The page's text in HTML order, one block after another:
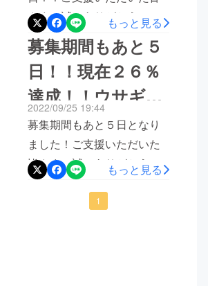
さま、誠にありがとうござ
いました！！まだの方はぜ
ひどうぞ！！
もっと見る
募集期間もあと５
日！！現在２６％
達成！！ウサギ年
生まれの方もそう
でない方もぜ
ひ！！
2022/09/25 19:44
募集期間もあと５日となり
ました！ご支援いただいた
皆さま、誠にありがとうご
ざいました！現在２６％、
残り期間も少ないので、目
もっと見る
1